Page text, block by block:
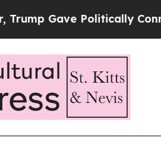
Politically Connected